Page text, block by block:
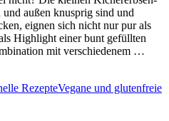
außen knusprig sind und
eignen sich nicht nur pur als
Highlight einer bunt gefüllten
mit verschiedenem …
RezepteVegane und glutenfreie